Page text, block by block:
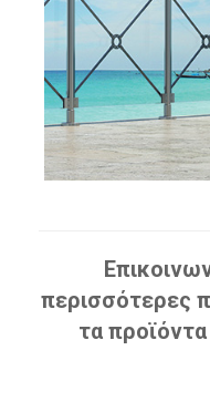
περισσότερες
τα